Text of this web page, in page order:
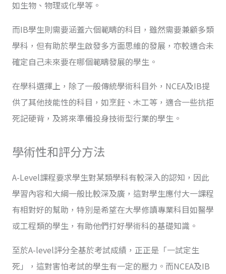
如生物、物理或化學等。
而IB學生則需要涵蓋六個範疇的科目，雖然需要兼顧多類
學科，但有助於學生啟發多方面思維的發展，亦較適合未
確定自己未來要在哪個範疇發展的學生。
在學科選擇上，除了一般傳統學術科目外，NCEA及IB提
供了其他技能性的科目，如烹飪、木工等，適合一些抗拒
死記硬背，及將來準備投身技術型行業的學生。
學術性和評分方法
A-Level課程要求學生對某類學科有較深入的認知，因此
學習內容和大綱一般比較深及廣，這對學生應付大一課程
有相對好的幫助，特別是希望在大學修讀專業科目如醫學
或工程類的學生，有助他們打好學術科的基礎知識。
至於A-level評分全基於考試成績，正正是「一試定生
死」，這對害怕考試的學生有一定的壓力。而NCEA及IB